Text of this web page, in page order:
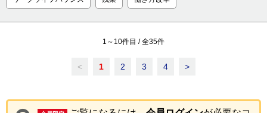
1 ～ 10件目 / 全35件
< 1 2 3 4 >